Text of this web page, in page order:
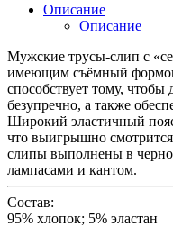
Описание
Описание
Мужские трусы-слип с
имеющим съёмный
способствует тому,
безупречно, а также
Широкий эластичный
что выигрышно
слипы выполнены в
лампасами и кантом.
Состав:
95% хлопок; 5% эластан